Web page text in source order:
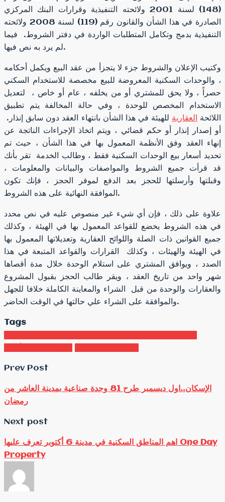
(148) لسنة 2001 ولائحته التنفيذية وقرارات البنك المركزي
الصادرة في هذا الشأن والقانون رقم (119) لسنة 2008 ولائحته
التنفيذية بدمج وتكامل المتطلبات الواردة في دفتر الشروط. فيما
لم يرد به نص فيها.
وكتيب الإعلان والشروط جزء لا يتجزأ من عقد البيع ويكمل أحكامه
، والوحدات السكنية المعروضة للبيع مخصصة للاستخدام السكني
حصراً ، ولا يحق للمشتري أو من يخلفه ، عام أو خاص ، لتعديل
الاستخدام المخصص للوحدة ، وفي حالة المخالفة يتم تطبيق
اللائحة العقارية للهيئة في هذا الشأن بانتهاء العقد دون سابق إنذار.
أو إصدار إنذار أو حكم قضائي ، ويتم اتخاذ الإجراءات الناتجة عن
إنهاء العقد وفق الأنظمة المعمول بها في هذا الشأن ، حيث تم
تحديد أسعار بيع الوحدات السكنية فقط ، وطالب الخدمة تقر بأنك
قد قرأت جميع الشروط والمواصفات والبيانات والمعلومات ،
وقبلتها وأرسلتها للحجز بعد الدفع لموفر الحجز ، فإنك تكون
الموافقة النهائية على هذه الشروط.
علاوة على ذلك ، فإن أي شيء غير منصوص عليه في نص محدد
في هذه الشروط يخضع للقواعد المعمول بها في الهيئة ، وكذلك
جميع القوانين ذات الصلة واللوائح العقارية وتعديلاتها المعمول بها
في الهيئة والهيئات ، وكذلك القرارات والقواعد المتبعة في هذا
الصدد ، ويوافق المشتري على استلام الوحدة خلال مدة أقصاها
شهر واحد من تاريخ العقد ، ويقر طالب الحجز بقبول المشروع
والعقارات والوحدة من قبل الشراء والمعاينة الكاملة خلافا للجهل
والموافقة على الشراء علي حالتها في الوقت الحاضر.
Tags
Prev Post
الإسكان..اول ديسمبر طرح 81 وحدة صناعية بمدينة العاشر من
رمضان
Next post
اهم المناطق السكنية في مدينة 6 أكتوبر تعرف عليها One Day
Property